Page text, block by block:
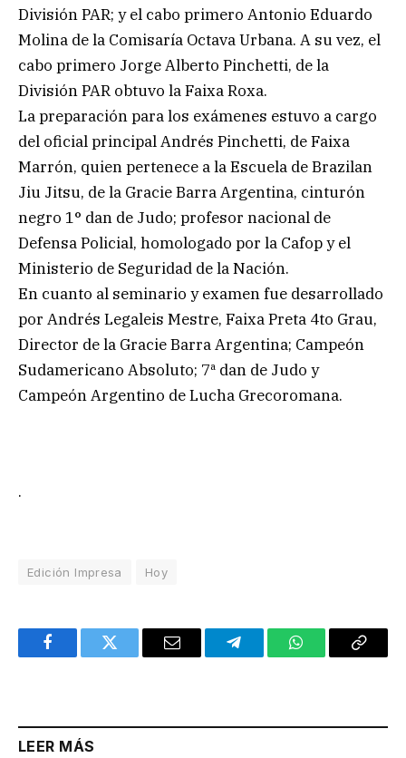
División PAR; y el cabo primero Antonio Eduardo
Molina de la Comisaría Octava Urbana. A su vez, el
cabo primero Jorge Alberto Pinchetti, de la
División PAR obtuvo la Faixa Roxa.
La preparación para los exámenes estuvo a cargo
del oficial principal Andrés Pinchetti, de Faixa
Marrón, quien pertenece a la Escuela de Brazilan
Jiu Jitsu, de la Gracie Barra Argentina, cinturón
negro 1° dan de Judo; profesor nacional de
Defensa Policial, homologado por la Cafop y el
Ministerio de Seguridad de la Nación.
En cuanto al seminario y examen fue desarrollado
por Andrés Legaleis Mestre, Faixa Preta 4to Grau,
Director de la Gracie Barra Argentina; Campeón
Sudamericano Absoluto; 7ª dan de Judo y
Campeón Argentino de Lucha Grecoromana.
.
Edición Impresa Hoy
FacebookTwitter Email TelegramWhatsAppCopy
LEER MÁS